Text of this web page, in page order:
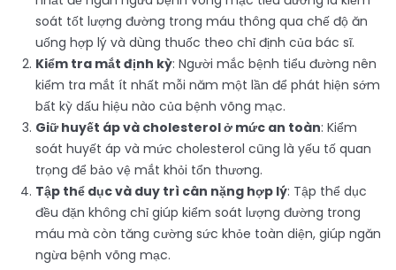
soát tốt lượng đường trong máu thông qua chế độ ăn
uống hợp lý và dùng thuốc theo chỉ định của bác sĩ.
Kiểm tra mắt định kỳ: Người mắc bệnh tiểu đường nên
kiểm tra mắt ít nhất mỗi năm một lần để phát hiện sớm
bất kỳ dấu hiệu nào của bệnh võng mạc.
Giữ huyết áp và cholesterol ở mức an toàn: Kiểm
soát huyết áp và mức cholesterol cũng là yếu tố quan
trọng để bảo vệ mắt khỏi tổn thương.
Tập thể dục và duy trì cân nặng hợp lý: Tập thể dục
đều đặn không chỉ giúp kiểm soát lượng đường trong
máu mà còn tăng cường sức khỏe toàn diện, giúp ngăn
ngừa bệnh võng mạc.